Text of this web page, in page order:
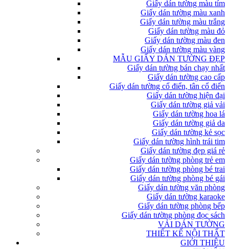
Giấy dán tường màu tím
Giấy dán tường màu xanh
Giấy dán tường màu trắng
Giấy dán tường màu đỏ
Giấy dán tường màu đen
Giấy dán tường màu vàng
MẪU GIẤY DÁN TƯỜNG ĐẸP
Giấy dán tường bán chạy nhất
Giấy dán tường cao cấp
Giấy dán tường cổ điển, tân cổ điển
Giấy dán tường hiện đại
Giấy dán tường giả vải
Giấy dán tường hoa lá
Giấy dán tường giả da
Giấy dán tường kẻ sọc
Giấy dán tường hình trái tim
Giấy dán tường đẹp giá rẻ
Giấy dán tường phòng trẻ em
Giấy dán tường phòng bé trai
Giấy dán tường phòng bé gái
Giấy dán tường văn phòng
Giấy dán tường karaoke
Giấy dán tường phòng bếp
Giấy dán tường phòng đọc sách
VẢI DÁN TƯỜNG
THIẾT KẾ NỘI THẤT
GIỚI THIỆU